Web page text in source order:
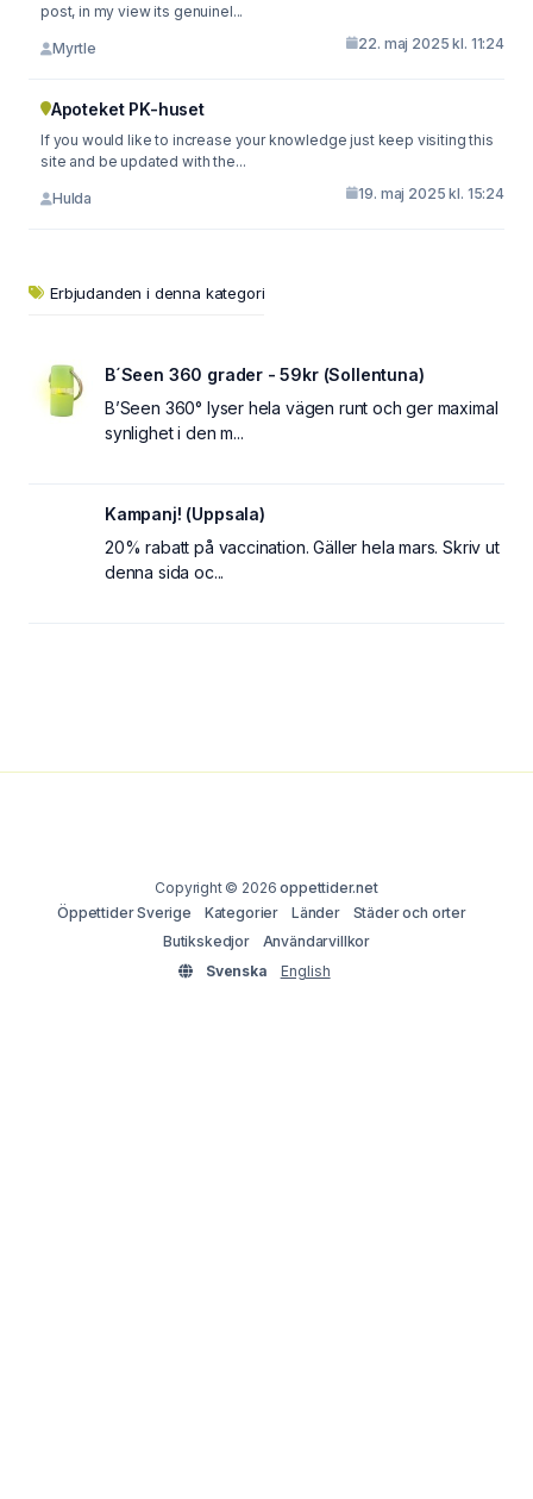
post, in my view its genuinel...
Myrtle 22. maj 2025 kl. 11:24
Apoteket PK-huset
If you would like to increase your knowledge just keep visiting this
site and be updated with the...
Hulda 19. maj 2025 kl. 15:24
Erbjudanden i denna kategori
B´Seen 360 grader - 59kr (Sollentuna)
B’Seen 360° lyser hela vägen runt och ger maximal
synlighet i den m...
Kampanj! (Uppsala)
20% rabatt på vaccination. Gäller hela mars. Skriv ut
denna sida oc...
Copyright © 2026oppettider.net
Öppettider Sverige
Kategorier Länder
Städer och orter
Butikskedjor
Användarvillkor
Svenska
English